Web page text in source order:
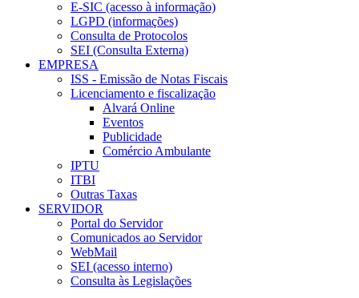
E-SIC (acesso à informação)
LGPD (informações)
Consulta de Protocolos
SEI (Consulta Externa)
EMPRESA
ISS - Emissão de Notas Fiscais
Licenciamento e fiscalização
Alvará Online
Eventos
Publicidade
Comércio Ambulante
IPTU
ITBI
Outras Taxas
SERVIDOR
Portal do Servidor
Comunicados ao Servidor
WebMail
SEI (acesso interno)
Consulta às Legislações